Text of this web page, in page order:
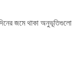
জমে থাকা অনুভূতিগুলো